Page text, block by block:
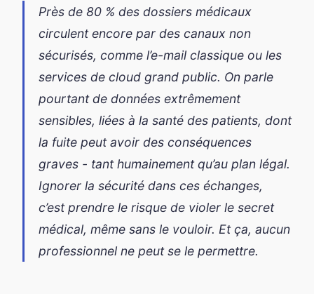
Près de 80 % des dossiers médicaux
circulent encore par des canaux non
sécurisés, comme l’e-mail classique ou les
services de cloud grand public. On parle
pourtant de données extrêmement
sensibles, liées à la santé des patients, dont
la fuite peut avoir des conséquences
graves - tant humainement qu’au plan légal.
Ignorer la sécurité dans ces échanges,
c’est prendre le risque de violer le secret
médical, même sans le vouloir. Et ça, aucun
professionnel ne peut se le permettre.